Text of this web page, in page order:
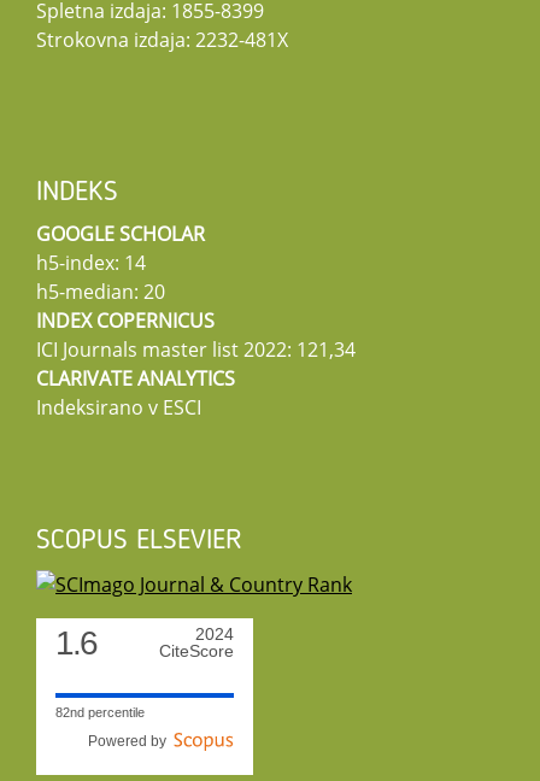
Spletna izdaja: 1855-8399
Strokovna izdaja: 2232-481X
INDEKS
GOOGLE SCHOLAR
h5-index: 14
h5-median: 20
INDEX COPERNICUS
ICI Journals master list 2022: 121,34
CLARIVATE ANALYTICS
Indeksirano v ESCI
SCOPUS ELSEVIER
1.6
2024
CiteScore
82nd percentile
Powered by